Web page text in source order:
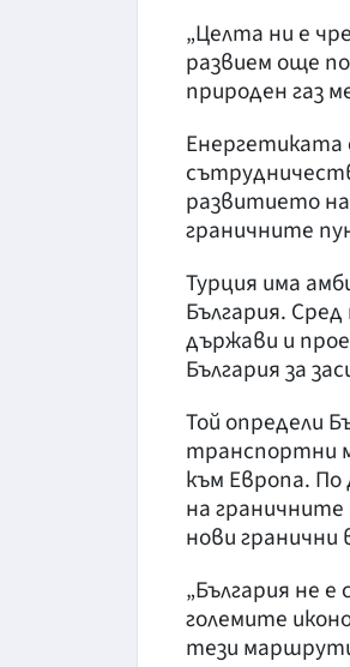
„Целта ни е
развием още
природен газ
Енергетиката
развитието
граничните
Турция има
България.
държави и
България за
Той определи
транспортни
към Европа.
на
нови гранични
„България не
големите
тези